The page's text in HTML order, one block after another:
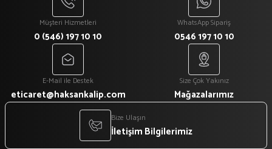
Müşteri Hizmetleri
0 (546) 197 10 10
WhatsApp Sipariş
0546 197 10 10
E-Mail ile Destek
eticaret@haksankalip.com
Size Çok Yakınız
Mağazalarımız
Bize Ulaşın
İletişim Bilgilerimiz